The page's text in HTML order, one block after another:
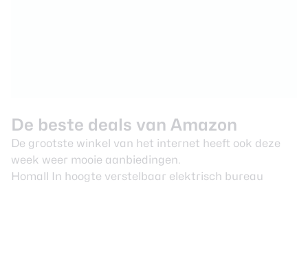
De beste deals van Amazon
De grootste winkel van het internet heeft ook deze
week weer mooie aanbiedingen.
Homall In hoogte verstelbaar elektrisch bureau